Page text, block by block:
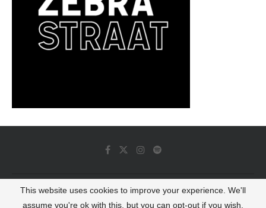
© 2022 - Luminous Dash All Rights Reserved
This website uses cookies to improve your experience. We'll
assume you're ok with this, but you can opt-out if you wish.